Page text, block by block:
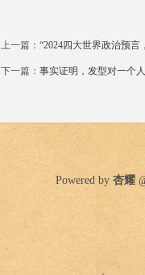
上一篇：“2024四大世界政治预
下一篇：事实证明，发型对一个
Powered by 杏耀